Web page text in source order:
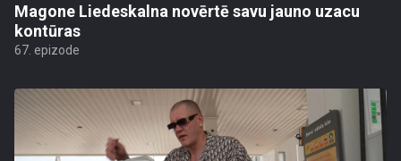
Magone Liedeskalna novērtē savu jauno uzacu
kontūras
67. epizode